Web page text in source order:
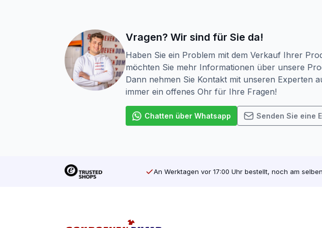
von Wänden, Harken von Decken, Montieren von Brettern,
Schraubengewinde. Bei Holzschrauben mit Schraubgewinde
Der Antrieb einer Schraube ist ebenfalls sehr wichtig. Es gibt
(Pozidriv). Dies ist die bisher am häufigsten verwendete
Antrieb hat Ihr Werkzeug viel Halt an der Schraube, so dass
Schrauben verkaufen. Wir verkaufen auch den passenden Bit
Sichtfenster mehr, so dass sie bei der Mülltrennung kein Plastik
Vragen? Wir sind für Sie da!
Haben Sie ein Problem mit dem Verkauf Ihrer
möchten Sie mehr Informationen über unsere
Dann nehmen Sie Kontakt mit unseren Experten
immer ein offenes Ohr für Ihre Fragen!
Chatten über Whatsapp Senden Sie eine
An Werktagen vor 17:00 Uhr bestellt, noch am